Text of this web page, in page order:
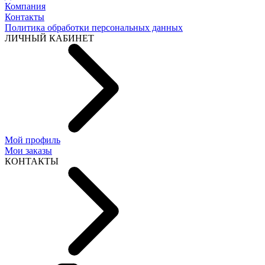
Компания
Контакты
Политика обработки персональных данных
ЛИЧНЫЙ КАБИНЕТ
Мой профиль
Мои заказы
КОНТАКТЫ